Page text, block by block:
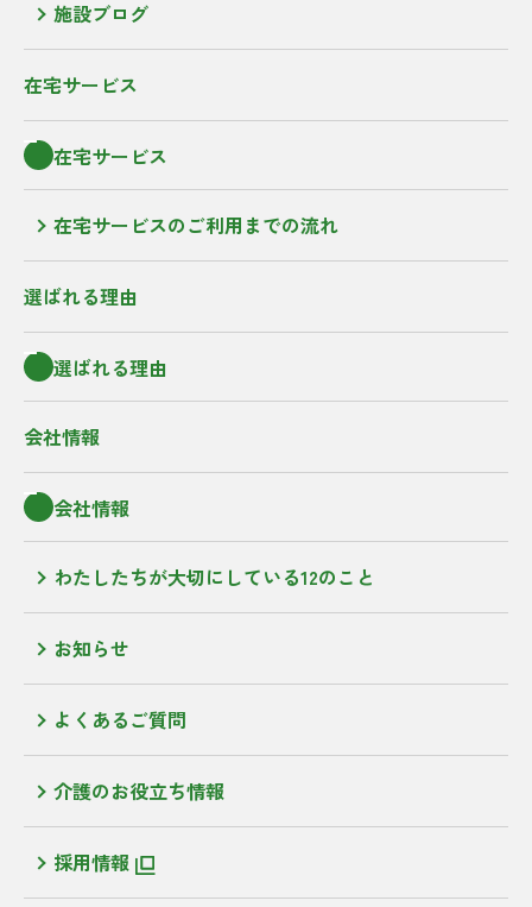
施設ブログ
在宅サービス
在宅サービス
在宅サービスのご利用までの流れ
選ばれる理由
選ばれる理由
会社情報
会社情報
わたしたちが大切にしている12のこと
お知らせ
よくあるご質問
介護のお役立ち情報
採用情報